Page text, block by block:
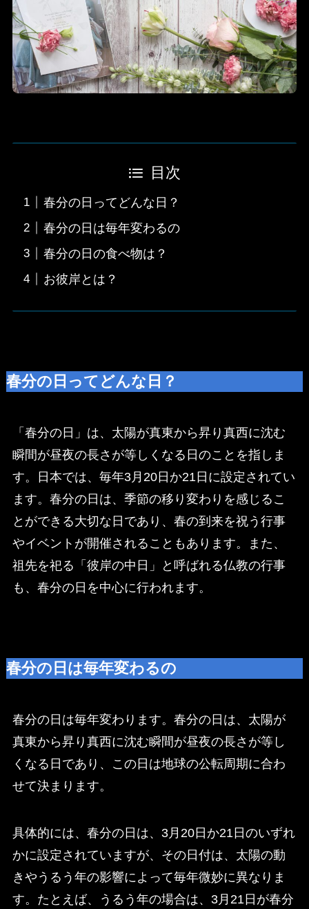
目次
春分の日ってどんな日？
春分の日は毎年変わるの
春分の日の食べ物は？
お彼岸とは？
春分の日ってどんな日？
「春分の日」は、太陽が真東から昇り真西に沈む
瞬間が昼夜の長さが等しくなる日のことを指しま
す。日本では、毎年3月20日か21日に設定されてい
ます。春分の日は、季節の移り変わりを感じるこ
とができる大切な日であり、春の到来を祝う行事
やイベントが開催されることもあります。また、
祖先を祀る「彼岸の中日」と呼ばれる仏教の行事
も、春分の日を中心に行われます。
春分の日は毎年変わるの
春分の日は毎年変わります。春分の日は、太陽が
真東から昇り真西に沈む瞬間が昼夜の長さが等し
くなる日であり、この日は地球の公転周期に合わ
せて決まります。
具体的には、春分の日は、3月20日か21日のいずれ
かに設定されていますが、その日付は、太陽の動
きやうるう年の影響によって毎年微妙に異なりま
す。たとえば、うるう年の場合は、3月21日が春分